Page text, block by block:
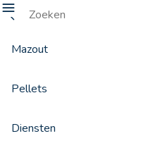
Mazout
Pellets
Diensten
Welke
bestaan er?